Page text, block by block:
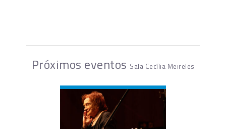
Próximos eventos Sala Cecília Meireles